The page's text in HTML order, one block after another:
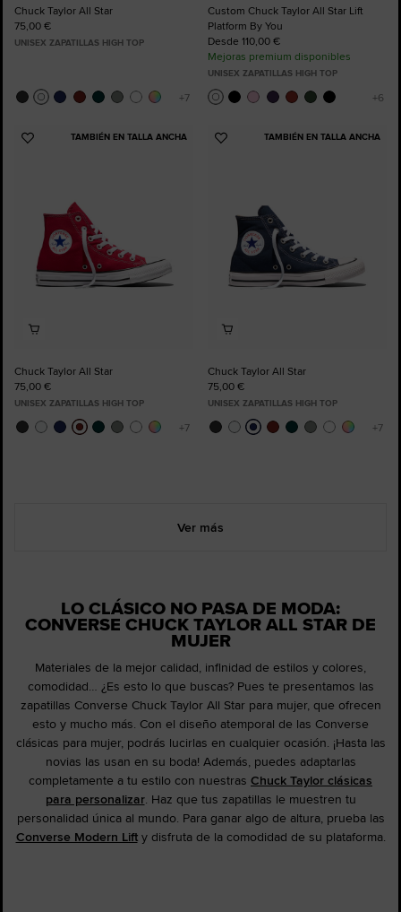
Chuck Taylor All Star
75,00 €
UNISEX ZAPATILLAS HIGH TOP
Custom Chuck Taylor All Star Lift
Platform By You
Desde 110,00 €
Mejoras premium disponibles
UNISEX ZAPATILLAS HIGH TOP
TAMBIÉN EN TALLA ANCHA
Añadir
Chuck Taylor All Star
75,00 €
UNISEX ZAPATILLAS HIGH TOP
TAMBIÉN EN TALLA ANCHA
Añadir
Chuck Taylor All Star
75,00 €
UNISEX ZAPATILLAS HIGH TOP
Ver más
LO CLÁSICO NO PASA DE MODA:
CONVERSE CHUCK TAYLOR ALL STAR DE
MUJER
Materiales de la mejor calidad, infinidad de estilos y colores,
comodidad… ¿Es esto lo que buscas? Pues te presentamos las
zapatillas Converse Chuck Taylor All Star para mujer, que ofrecen
esto y mucho más. Con el diseño atemporal de las Converse
clásicas para mujer, podrás lucirlas en cualquier ocasión. ¡Hasta las
novias las usan en su boda! Además, puedes adaptarlas
completamente a tu estilo con nuestras Chuck Taylor clásicas
para personalizar. Haz que tus zapatillas le muestren tu
personalidad única al mundo. Para ganar algo de altura, prueba las
Converse Modern Lifty disfruta de la comodidad de su plataforma.